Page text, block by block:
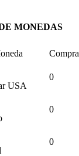
MONEDAS
Compra
USA
0
0
0